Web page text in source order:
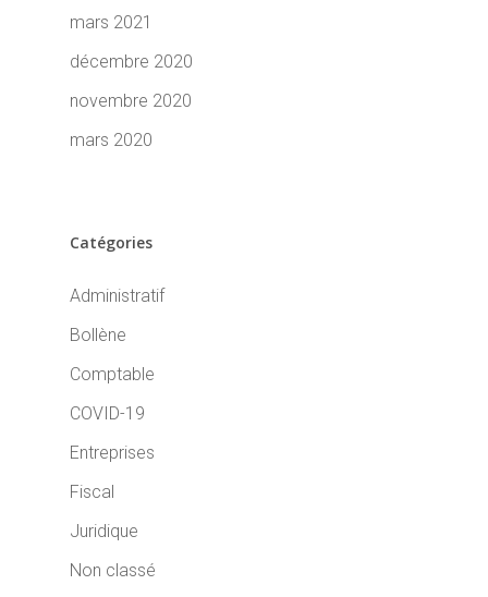
mars 2021
décembre 2020
novembre 2020
mars 2020
Catégories
Administratif
Bollène
Comptable
COVID-19
Entreprises
Fiscal
Juridique
Non classé